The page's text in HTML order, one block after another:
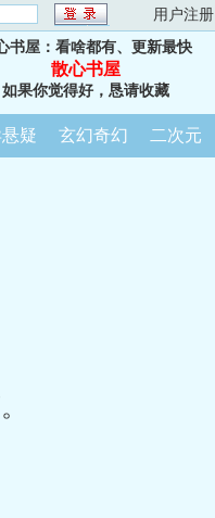
用户注册
书屋：看啥都有、更新最快
散心书屋
如果你觉得好，恳请收藏
疑 玄幻奇幻 二次元